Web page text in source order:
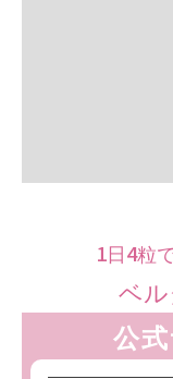
1日4粒
ベ
公